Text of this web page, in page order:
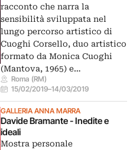
racconto che narra la
sensibilità sviluppata nel
lungo percorso artistico di
Cuoghi Corsello, duo artistico
formato da Monica Cuoghi
(Mantova, 1965) e…
Roma (RM)
15/02/2019–14/03/2019
GALLERIA ANNA MARRA
Davide Bramante - Inedite e
ideali
Mostra personale